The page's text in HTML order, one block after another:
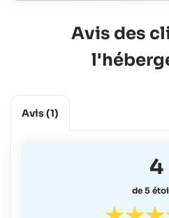
Avis des
Avis(1)
4
de 5